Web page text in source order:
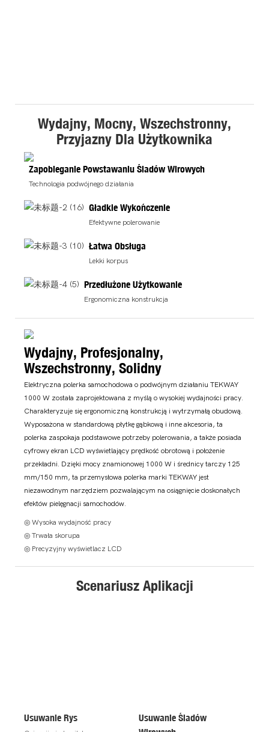
Wydajny, Mocny, Wszechstronny,
Przyjazny Dla Użytkownika
Zapobieganie Powstawaniu Śladów Wirowych
Technologia podwójnego działania
Gładkie Wykończenie
Efektywne polerowanie
Łatwa Obsługa
Lekki korpus
Przedłużone Użytkowanie
Ergonomiczna konstrukcja
Wydajny, Profesjonalny,
Wszechstronny, Solidny
Elektryczna polerka samochodowa o podwójnym działaniu TEKWAY
1000 W została zaprojektowana z myślą o wysokiej wydajności pracy.
Charakteryzuje się ergonomiczną konstrukcją i wytrzymałą obudową.
Wyposażona w standardową płytkę gąbkową i inne akcesoria, ta
polerka zaspokaja podstawowe potrzeby polerowania, a także posiada
cyfrowy ekran LCD wyświetlający prędkość obrotową i położenie
przekładni. Dzięki mocy znamionowej 1000 W i średnicy tarczy 125
mm/150 mm, ta przemysłowa polerka marki TEKWAY jest
niezawodnym narzędziem pozwalającym na osiągnięcie doskonałych
efektów pielęgnacji samochodów.
◎ Wysoka wydajność pracy
◎ Trwała skorupa
◎ Precyzyjny wyświetlacz LCD
Scenariusz Aplikacji
Usuwanie Rys
Usuwanie Śladów